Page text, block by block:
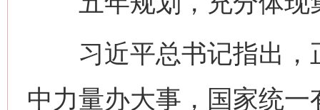
习近平总书记指出，
中力量办大事，国家统